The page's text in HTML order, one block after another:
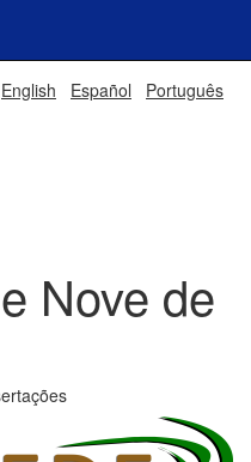
English Español Português
Nove de